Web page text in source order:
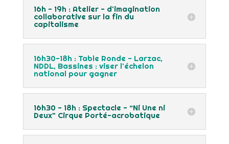
16h - 19h : Atelier - d'imagination
collaborative sur la fin du
capitalisme
16h30-18h : Table Ronde - Larzac,
NDDL, Bassines : viser l'échelon
national pour gagner
16h30 - 18h : Spectacle - “Ni Une ni
Deux” Cirque Porté-acrobatique